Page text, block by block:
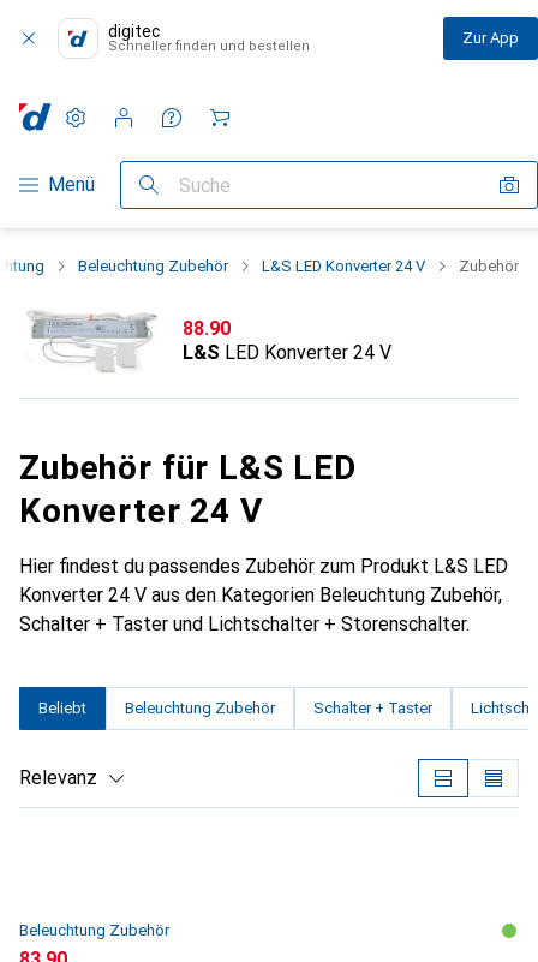
digitec
Schneller finden und bestellen Zur App
Navigation nach Kategorien
Menü Suche
Einstellungen
Kundenkonto
Vergleichslisten
Merklisten
Warenkorb
Beleuchtung Zubehör L&S LED Konverter 24 V Zubehör
CHF
88.90
L&S LED Konverter 24 V
Zubehör für L&S LED
Konverter 24 V
Hier findest du passendes Zubehör zum Produkt L&S LED
Konverter 24 V aus den Kategorien Beleuchtung Zubehör,
Schalter + Taster und Lichtschalter + Storenschalter.
Beliebt Beleuchtung Zubehör Schalter + Taster
Relevanz
Beleuchtung Zubehör